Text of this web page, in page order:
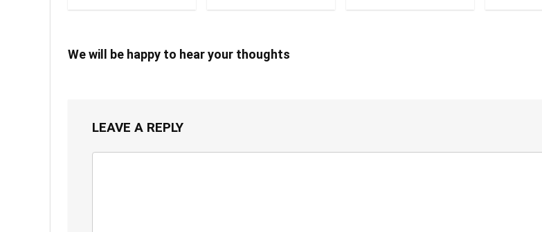
We will be happy to hear your thoughts
LEAVE A REPLY